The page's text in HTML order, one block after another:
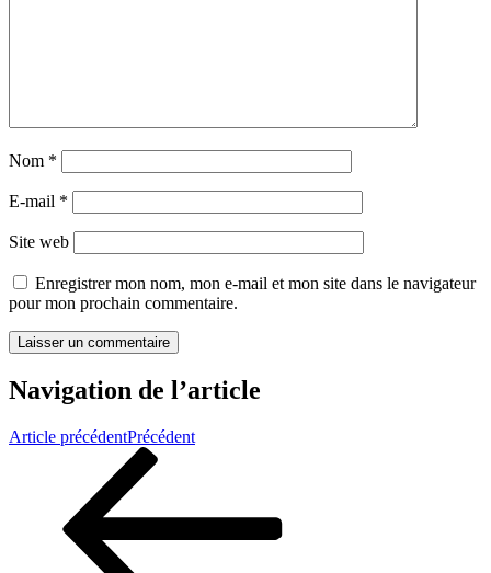
Nom *
E-mail *
Site web
Enregistrer mon nom, mon e-mail et mon site dans le navigateur
pour mon prochain commentaire.
Navigation de l’article
Article précédentPrécédent